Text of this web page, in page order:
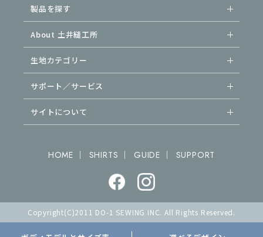
製品を探す
About 土井縫工所
生地カテゴリー
サポート／サービス
サイトについて
HOME ｜ SHIRTS ｜ GUIDE ｜ SUPPORT
Copyright(C)2011 DO-1 SEWING INC. All Rights Reserved.